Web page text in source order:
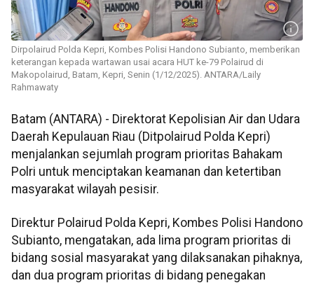
Dirpolairud Polda Kepri, Kombes Polisi Handono Subianto, memberikan
keterangan kepada wartawan usai acara HUT ke-79 Polairud di
Makopolairud, Batam, Kepri, Senin (1/12/2025). ANTARA/Laily
Rahmawaty
Batam (ANTARA) - Direktorat Kepolisian Air dan Udara
Daerah Kepulauan Riau (Ditpolairud Polda Kepri)
menjalankan sejumlah program prioritas Bahakam
Polri untuk menciptakan keamanan dan ketertiban
masyarakat wilayah pesisir.
Direktur Polairud Polda Kepri, Kombes Polisi Handono
Subianto, mengatakan, ada lima program prioritas di
bidang sosial masyarakat yang dilaksanakan pihaknya,
dan dua program prioritas di bidang penegakan